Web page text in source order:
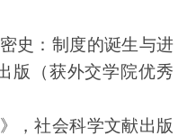
史：制度的诞生与进
版（获外交学院优秀
，社会科学文献出版